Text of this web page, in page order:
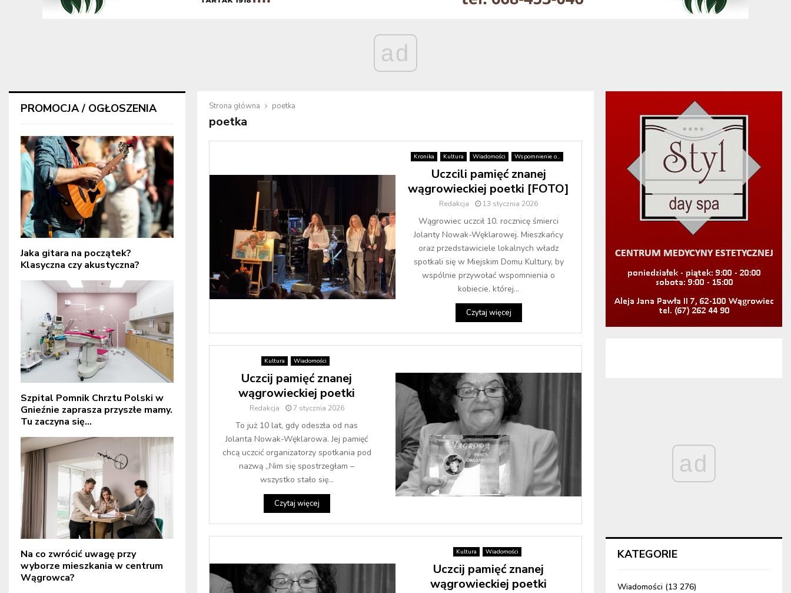
ad
Strona główna poetka
poetka
Kronika Kultura Wiadomości Wspomnienie o...
Uczcili pamięć znanej
wągrowieckiej poetki [FOTO]
Redakcja 13 stycznia 2026
Wągrowiec uczcił 10. rocznicę śmierci
Jolanty Nowak-Węklarowej. Mieszkańcy
oraz przedstawiciele lokalnych władz
spotkali się w Miejskim Domu Kultury, by
wspólnie przywołać wspomnienia o
kobiecie, której...
Czytaj więcej
Kultura Wiadomości
Uczcij pamięć znanej
wągrowieckiej poetki
Redakcja 7 stycznia 2026
To już 10 lat, gdy odeszła od nas
Jolanta Nowak-Węklarowa. Jej pamięć
chcą uczcić organizatorzy spotkania pod
nazwą „Nim się spostrzegłam –
wszystko stało się...
Czytaj więcej
Kultura Wiadomości
Uczcij pamięć znanej
wągrowieckiej poetki
PROMOCJA / OGŁOSZENIA
Jaka gitara na początek?
Klasyczna czy akustyczna?
Szpital Pomnik Chrztu Polski w
Gnieźnie zaprasza przyszłe mamy.
Tu zaczyna się...
Na co zwrócić uwagę przy
wyborze mieszkania w centrum
Wągrowca?
ad
KATEGORIE
Wiadomości (13 276)